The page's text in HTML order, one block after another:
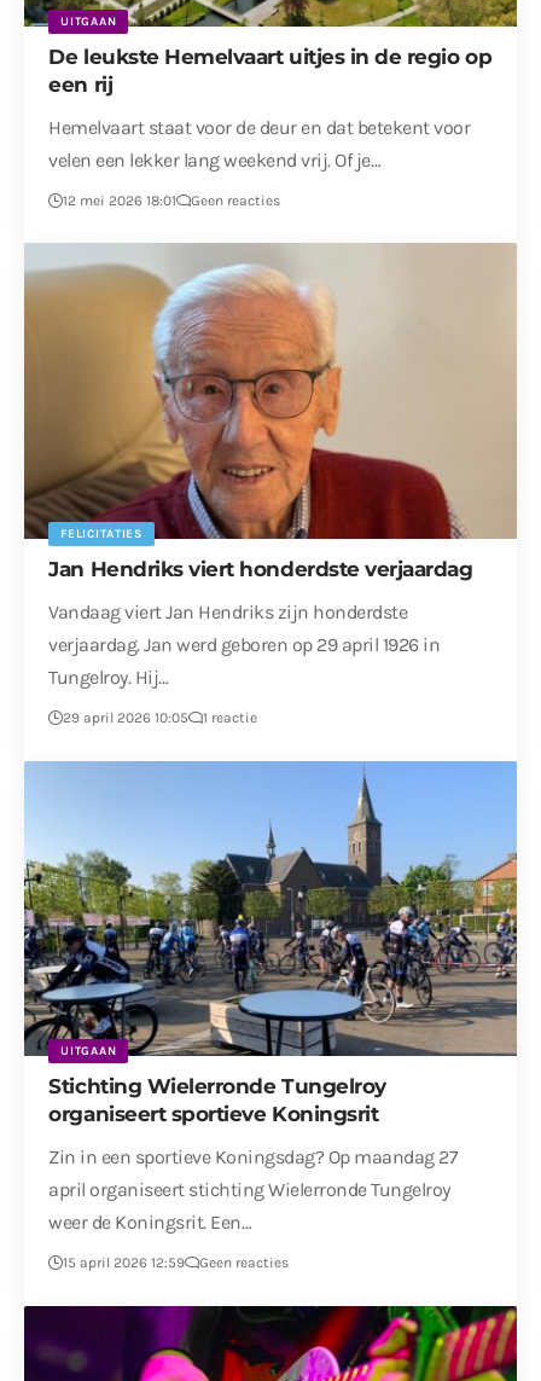
UITGAAN
De leukste Hemelvaart uitjes in de regio op
een rij
Hemelvaart staat voor de deur en dat betekent voor
velen een lekker lang weekend vrij. Of je…
12 mei 2026 18:01 Geen reacties
FELICITATIES
Jan Hendriks viert honderdste verjaardag
Vandaag viert Jan Hendriks zijn honderdste
verjaardag. Jan werd geboren op 29 april 1926 in
Tungelroy. Hij…
29 april 2026 10:05 1 reactie
UITGAAN
Stichting Wielerronde Tungelroy
organiseert sportieve Koningsrit
Zin in een sportieve Koningsdag? Op maandag 27
april organiseert stichting Wielerronde Tungelroy
weer de Koningsrit. Een…
15 april 2026 12:59 Geen reacties